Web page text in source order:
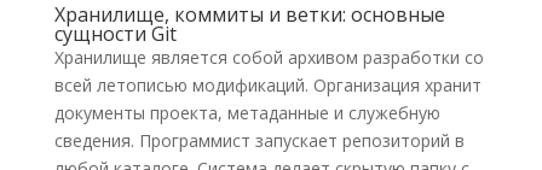
Хранилище, коммиты и ветки: основные
сущности Git
Хранилище является собой архивом разработки со
всей летописью модификаций. Организация хранит
документы проекта, метаданные и служебную
сведения. Программист запускает репозиторий в